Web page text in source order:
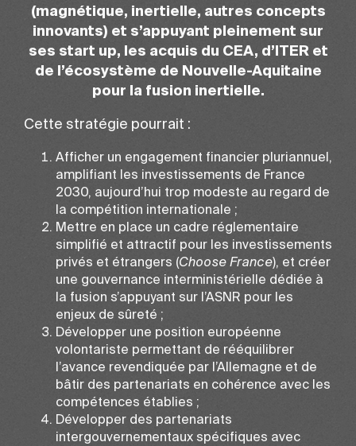
(magnétique, inertielle, autres concepts
innovants) et s’appuyant pleinement sur
ses start up, les acquis du CEA, d’ITER et
de l’écosystème de Nouvelle-Aquitaine
pour la fusion inertielle.
Cette stratégie pourrait :
Afficher un engagement financier pluriannuel,
amplifiant les investissements de France
2030, aujourd’hui trop modeste au regard de
la compétition internationale ;
Mettre en place un cadre réglementaire
simplifié et attractif pour les investissements
privés et étrangers (Choose France), et créer
une gouvernance interministérielle dédiée à
la fusion s’appuyant sur l’ASNR pour les
enjeux de sûreté ;
Développer une position européenne
volontariste permettant de rééquilibrer
l’avance revendiquée par l’Allemagne et de
bâtir des partenariats en cohérence avec les
compétences établies ;
Développer des partenariats
intergouvernementaux spécifiques avec